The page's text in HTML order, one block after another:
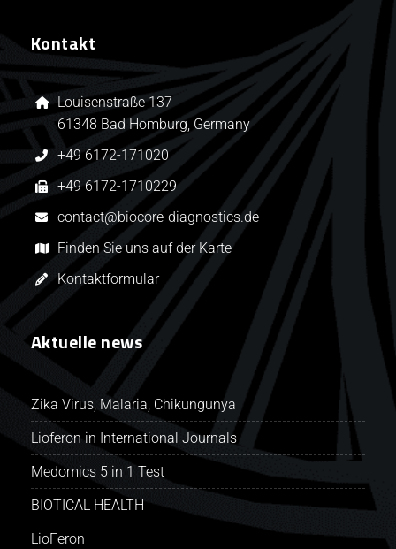
Kontakt
Louisenstraße 137
61348 Bad Homburg, Germany
+49 6172-171020
+49 6172-1710229
contact@biocore-diagnostics.de
Finden Sie uns auf der Karte
Kontaktformular
Aktuelle news
Zika Virus, Malaria, Chikungunya
Lioferon in International Journals
Medomics 5 in 1 Test
BIOTICAL HEALTH
LioFeron